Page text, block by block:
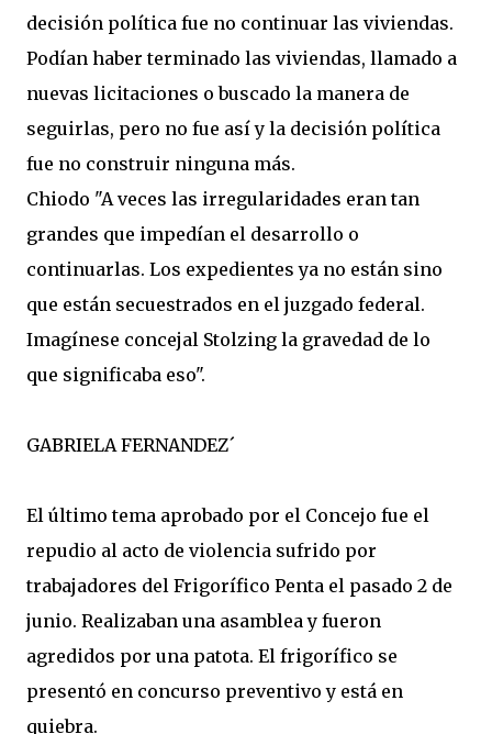
decisión política fue no continuar las viviendas.
Podían haber terminado las viviendas, llamado a
nuevas licitaciones o buscado la manera de
seguirlas, pero no fue así y la decisión política
fue no construir ninguna más.
Chiodo "A veces las irregularidades eran tan
grandes que impedían el desarrollo o
continuarlas. Los expedientes ya no están sino
que están secuestrados en el juzgado federal.
Imagínese concejal Stolzing la gravedad de lo
que significaba eso".
GABRIELA FERNANDEZ´
El último tema aprobado por el Concejo fue el
repudio al acto de violencia sufrido por
trabajadores del Frigorífico Penta el pasado 2 de
junio. Realizaban una asamblea y fueron
agredidos por una patota. El frigorífico se
presentó en concurso preventivo y está en
quiebra.